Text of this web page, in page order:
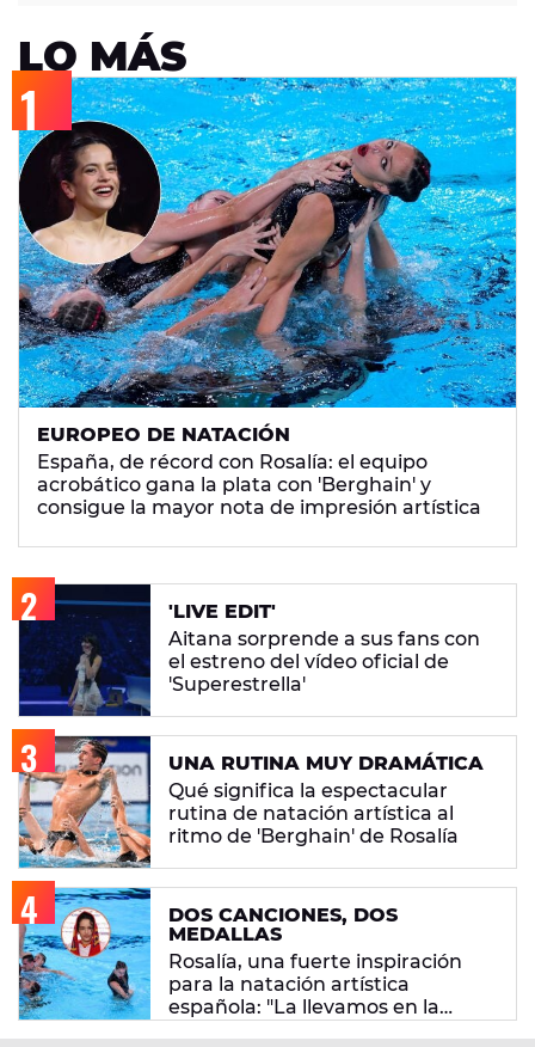
LO MÁS
EUROPEO DE NATACIÓN
España, de récord con Rosalía: el equipo
acrobático gana la plata con 'Berghain' y
consigue la mayor nota de impresión artística
'LIVE EDIT'
Aitana sorprende a sus fans con
el estreno del vídeo oficial de
'Superestrella'
UNA RUTINA MUY DRAMÁTICA
Qué significa la espectacular
rutina de natación artística al
ritmo de 'Berghain' de Rosalía
DOS CANCIONES, DOS
MEDALLAS
Rosalía, una fuerte inspiración
para la natación artística
española: "La llevamos en la